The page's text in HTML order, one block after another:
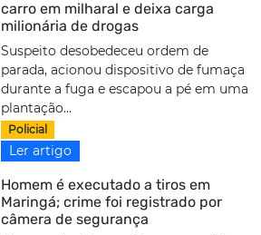
carro em milharal e deixa carga
milionária de drogas
Suspeito desobedeceu ordem de
parada, acionou dispositivo de fumaça
durante a fuga e escapou a pé em uma
plantação...
Policial
Ler artigo
Homem é executado a tiros em
Maringá; crime foi registrado por
câmera de segurança